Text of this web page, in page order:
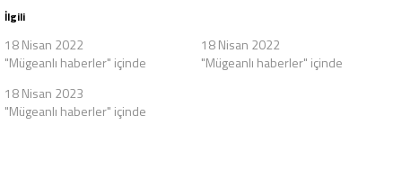
İlgili
18 Nisan 2022
"Mügeanlı haberler" içinde
18 Nisan 2022
"Mügeanlı haberler" içinde
18 Nisan 2023
"Mügeanlı haberler" içinde